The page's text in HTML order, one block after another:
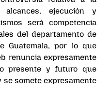
alcances, ejecución y
será competencia
del departamento de
Guatemala, por lo que
renuncia expresamente
presente y futuro que
somete expresamente